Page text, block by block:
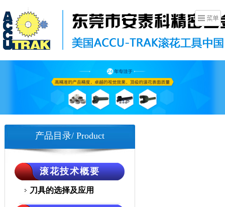
产品目录/ Product
滚花技术概要
刀具的选择及应用